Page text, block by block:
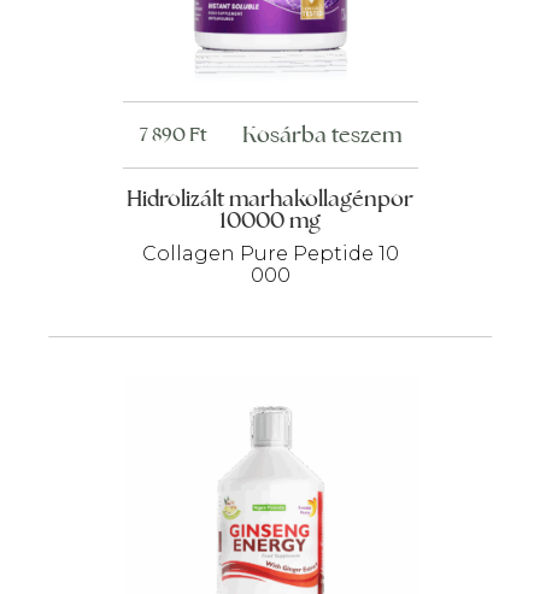
Hidrolizált marhakollagénpor
10000 mg
Collagen Pure Peptide 10
000
7 890Ft Kosárba teszem